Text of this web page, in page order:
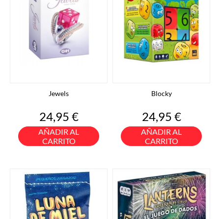
Jewels
Precio
24,95 €
AÑADIR AL
CARRITO
Blocky
Precio
24,95 €
AÑADIR AL
CARRITO